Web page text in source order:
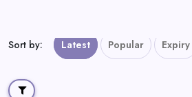
Daily
Earn
Sort by: Latest Popular Expiry